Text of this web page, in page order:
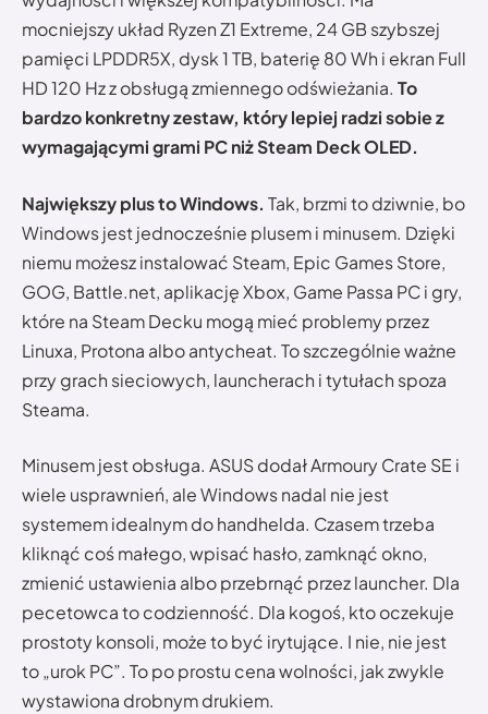
mocniejszy układ Ryzen Z1 Extreme, 24 GB szybszej
pamięci LPDDR5X, dysk 1 TB, baterię 80 Wh i ekran Full
HD 120 Hz z obsługą zmiennego odświeżania. To
bardzo konkretny zestaw, który lepiej radzi sobie z
wymagającymi grami PC niż Steam Deck OLED.
Największy plus to Windows. Tak, brzmi to dziwnie, bo
Windows jest jednocześnie plusem i minusem. Dzięki
niemu możesz instalować Steam, Epic Games Store,
GOG, Battle.net, aplikację Xbox, Game Passa PC i gry,
które na Steam Decku mogą mieć problemy przez
Linuxa, Protona albo antycheat. To szczególnie ważne
przy grach sieciowych, launcherach i tytułach spoza
Steama.
Minusem jest obsługa. ASUS dodał Armoury Crate SE i
wiele usprawnień, ale Windows nadal nie jest
systemem idealnym do handhelda. Czasem trzeba
kliknąć coś małego, wpisać hasło, zamknąć okno,
zmienić ustawienia albo przebrnąć przez launcher. Dla
pecetowca to codzienność. Dla kogoś, kto oczekuje
prostoty konsoli, może to być irytujące. I nie, nie jest
to „urok PC”. To po prostu cena wolności, jak zwykle
wystawiona drobnym drukiem.